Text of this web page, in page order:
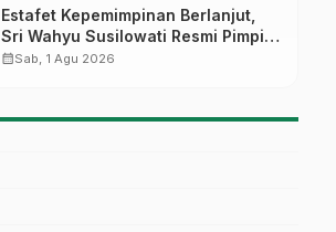
Estafet Kepemimpinan Berlanjut,
Sri Wahyu Susilowati Resmi Pimpin
MTs Ma’arif Sapuran
calendar_monthSab, 1 Agu 2026